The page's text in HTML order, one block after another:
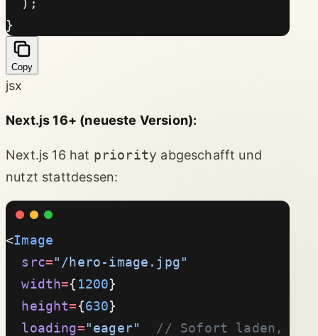
  );
}
Copy
jsx
Next.js 16+ (neueste Version):
Next.js 16 hat priority abgeschafft und
nutzt stattdessen:
<Image
  src
="/hero-image.jpg"
  width
={ 1200}
  height
={630}
  loading
="eager"
// Sofort laden,